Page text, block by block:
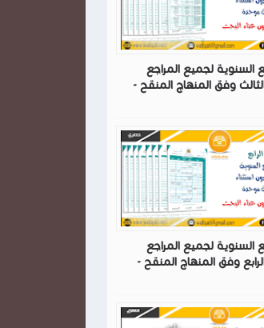
السنوية لجميع المراجع
وفق المنهاج المنقح -
السنوية لجميع المراجع
وفق المنهاج المنقح -